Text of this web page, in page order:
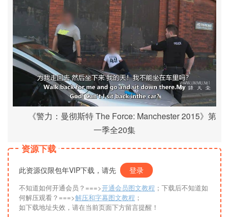
《警力：曼彻斯特 The Force: Manchester 2015》第
一季全20集
资源下载
此资源仅限包年VIP下载，请先 登录
不知道如何开通会员？===>开通会员图文教程 ；下载后不知道如
何解压观看？===>解压和字幕图文教程 ；
如下载地址失效，请在当前页面下方留言提醒！